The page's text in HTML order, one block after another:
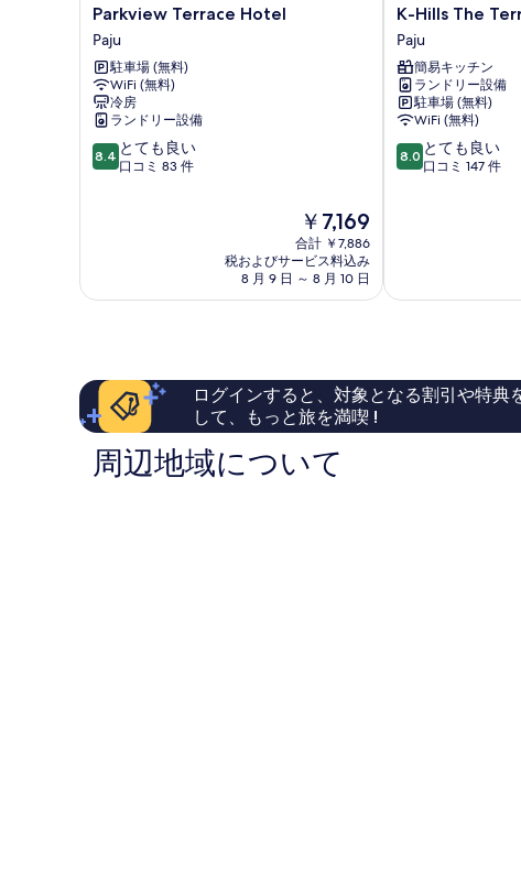
Parkview
Terrace
Hotel
Paju
Parkview Terrace Hotel
Paju
駐車場 (無料)
WiFi (無料)
冷房
ランドリー設備
10
段
良
ミ
83
件
の
口
8.4 とても良い
口コミ 83 件
現
在
の
料
金
￥7,169
合計 ￥7,886
税およびサービス料込み
8 月 9 日 ～ 8 月 10 日
K-
Hills
The
Terrace
Paju
K-Hills The
Paju
簡易キッチン
ランドリー設備
駐車場 (無料)
WiFi (無料)
10
段
良
ミ
147
8.0 とても良い
口コミ 147 件
ログインすると、対象となる割引や特
して、もっと旅を満喫 !
周辺地域について